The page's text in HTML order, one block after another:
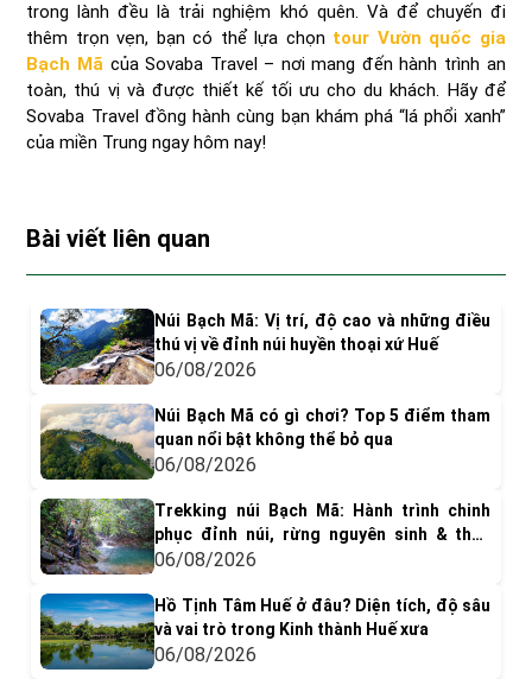
trong lành đều là trải nghiệm khó quên. Và để chuyến đi
thêm trọn vẹn, bạn có thể lựa chọn tour Vườn quốc gia
Bạch Mãcủa Sovaba Travel – nơi mang đến hành trình an
toàn, thú vị và được thiết kế tối ưu cho du khách. Hãy để
Sovaba Travel đồng hành cùng bạn khám phá “lá phổi xanh”
của miền Trung ngay hôm nay!
Bài viết liên quan
Núi Bạch Mã: Vị trí, độ cao và những điều
thú vị về đỉnh núi huyền thoại xứ Huế
06/08/2026
Núi Bạch Mã có gì chơi? Top 5 điểm tham
quan nổi bật không thể bỏ qua
06/08/2026
Trekking núi Bạch Mã: Hành trình chinh
phục đỉnh núi, rừng nguyên sinh & thác
nước tuyệt đẹp
06/08/2026
Hồ Tịnh Tâm Huế ở đâu? Diện tích, độ sâu
và vai trò trong Kinh thành Huế xưa
06/08/2026